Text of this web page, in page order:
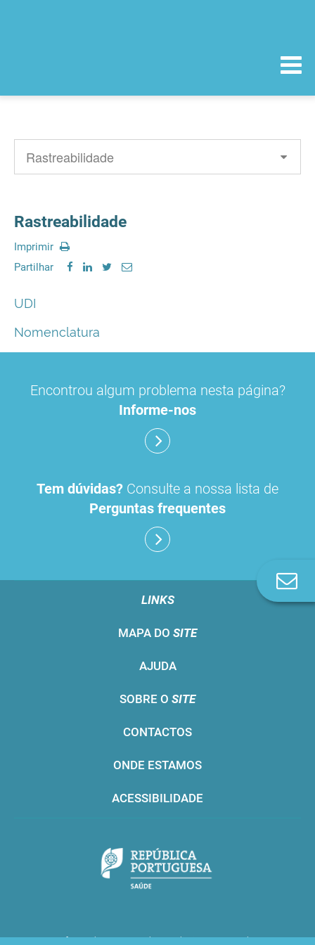
Rastreabilidade
Imprimir
Partilhar
UDI
Nomenclatura
Encontrou algum problema nesta página?
Informe-nos
Tem dúvidas? Consulte a nossa lista de
Perguntas frequentes
LINKS
MAPA DO SITE
AJUDA
SOBRE O SITE
CONTACTOS
ONDE ESTAMOS
ACESSIBILIDADE
Infarmed © 2016. Todos os direitos reservados